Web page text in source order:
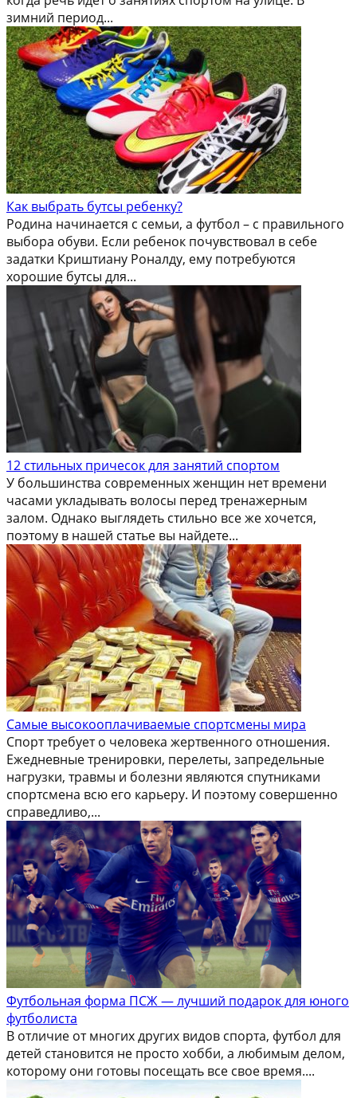
зимний период...
Как выбрать бутсы ребенку?
Родина начинается с семьи, а футбол – с правильного
выбора обуви. Если ребенок почувствовал в себе
задатки Криштиану Роналду, ему потребуются
хорошие бутсы для...
12 стильных причесок для занятий спортом
У большинства современных женщин нет времени
часами укладывать волосы перед тренажерным
залом. Однако выглядеть стильно все же хочется,
поэтому в нашей статье вы найдете...
Самые высокооплачиваемые спортсмены мира
Спорт требует о человека жертвенного отношения.
Ежедневные тренировки, перелеты, запредельные
нагрузки, травмы и болезни являются спутниками
спортсмена всю его карьеру. И поэтому совершенно
справедливо,...
Футбольная форма ПСЖ — лучший подарок для юного
футболиста
В отличие от многих других видов спорта, футбол для
детей становится не просто хобби, а любимым делом,
которому они готовы посещать все свое время....